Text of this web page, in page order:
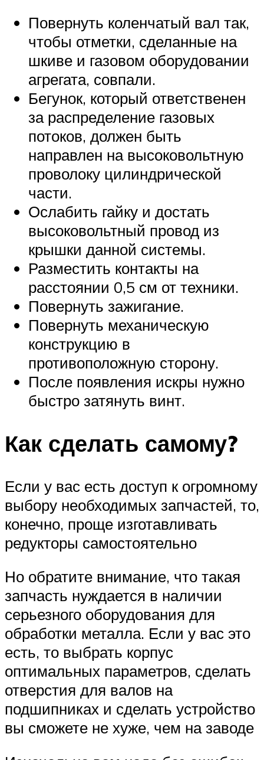
Повернуть коленчатый вал так,
чтобы отметки, сделанные на
шкиве и газовом оборудовании
агрегата, совпали.
Бегунок, который ответственен
за распределение газовых
потоков, должен быть
направлен на высоковольтную
проволоку цилиндрической
части.
Ослабить гайку и достать
высоковольтный провод из
крышки данной системы.
Разместить контакты на
расстоянии 0,5 см от техники.
Повернуть зажигание.
Повернуть механическую
конструкцию в
противоположную сторону.
После появления искры нужно
быстро затянуть винт.
Как сделать самому?
Если у вас есть доступ к огромному
выбору необходимых запчастей, то,
конечно, проще изготавливать
редукторы самостоятельно
Но обратите внимание, что такая
запчасть нуждается в наличии
серьезного оборудования для
обработки металла. Если у вас это
есть, то выбрать корпус
оптимальных параметров, сделать
отверстия для валов на
подшипниках и сделать устройство
вы сможете не хуже, чем на заводе